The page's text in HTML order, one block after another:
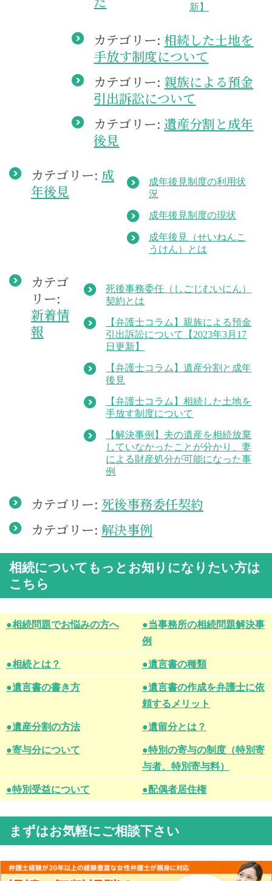
新】
カテゴリー:相続した土地を
手放す制度について
カテゴリー: 親族による預金
引出訴訟について
カテゴリー:遺産分割と成年
後見
カテゴリー: 成
年後見
成年後見制度の利用状
況
成年後見制度の現状
成年後見（せいねんこ
うけん）とは
カテゴ
リー:
新着情
報
死後事務委任（しごじむいにん）
契約とは
【弁護士コラム】親族による預金
引出訴訟について【2023年3月17
日更新】
【弁護士コラム】遺産分割と成年
後見
【弁護士コラム】相続した土地を
手放す制度について
【解決事例】夫の遺産を相続放棄
していなかったことが分かり、妻
による財産処分が可能になった事
例
カテゴリー: 死後事務委任契約
カテゴリー: 解決事例
相続についてもっとお知りになりたい方は
こちら
●相続問題でお悩みの方へ
●当事務所の相続問題解決事
例
●相続とは？ ●遺言書の種類
●遺言書の書き方
●遺言書の作成を弁護士に依
頼するメリット
●遺産分割の方法 ●遺留分とは？
●寄与分について
●特別の寄与の制度（特別寄
与者、特別寄与料）
●特別受益について ●配偶者居住権
まずはお気軽にご相談下さい